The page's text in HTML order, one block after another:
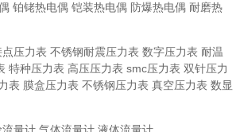
的自由端随之转动，带动细轴上的指针产生
盘与保护管的连接方向，双金属温度计可分
径向型、135°方向型和通用型。
针盘与保护管垂直连接。
铂铑热电偶 铠装热电偶 防爆热电偶 耐磨热
压力表 不锈钢耐震压力表 数字压力表 耐温
特种压力表 高压压力表 smc压力表 双针压力
表 膜盒压力表 不锈钢压力表 真空压力表 数显